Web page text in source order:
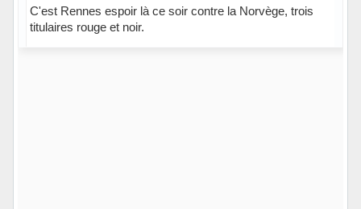
C'est Rennes espoir là ce soir contre la Norvège, trois
titulaires rouge et noir.